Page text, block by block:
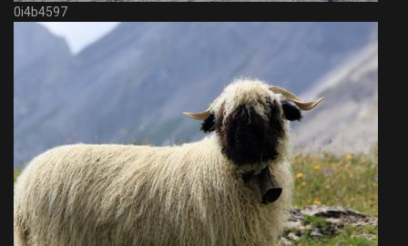
0i4b4597